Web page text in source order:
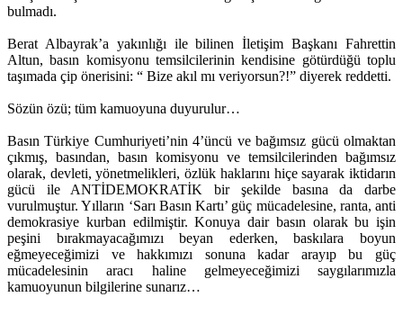
bulmadı.
Berat Albayrak’a yakınlığı ile bilinen İletişim Başkanı Fahrettin
Altun, basın komisyonu temsilcilerinin kendisine götürdüğü toplu
taşımada çip önerisini: “ Bize akıl mı veriyorsun?!” diyerek reddetti.
Sözün özü; tüm kamuoyuna duyurulur…
Basın Türkiye Cumhuriyeti’nin 4’üncü ve bağımsız gücü olmaktan
çıkmış, basından, basın komisyonu ve temsilcilerinden bağımsız
olarak, devleti, yönetmelikleri, özlük haklarını hiçe sayarak iktidarın
gücü ile ANTİDEMOKRATİK bir şekilde basına da darbe
vurulmuştur. Yılların ‘Sarı Basın Kartı’ güç mücadelesine, ranta, anti
demokrasiye kurban edilmiştir. Konuya dair basın olarak bu işin
peşini bırakmayacağımızı beyan ederken, baskılara boyun
eğmeyeceğimizi ve hakkımızı sonuna kadar arayıp bu güç
mücadelesinin aracı haline gelmeyeceğimizi saygılarımızla
kamuoyunun bilgilerine sunarız…